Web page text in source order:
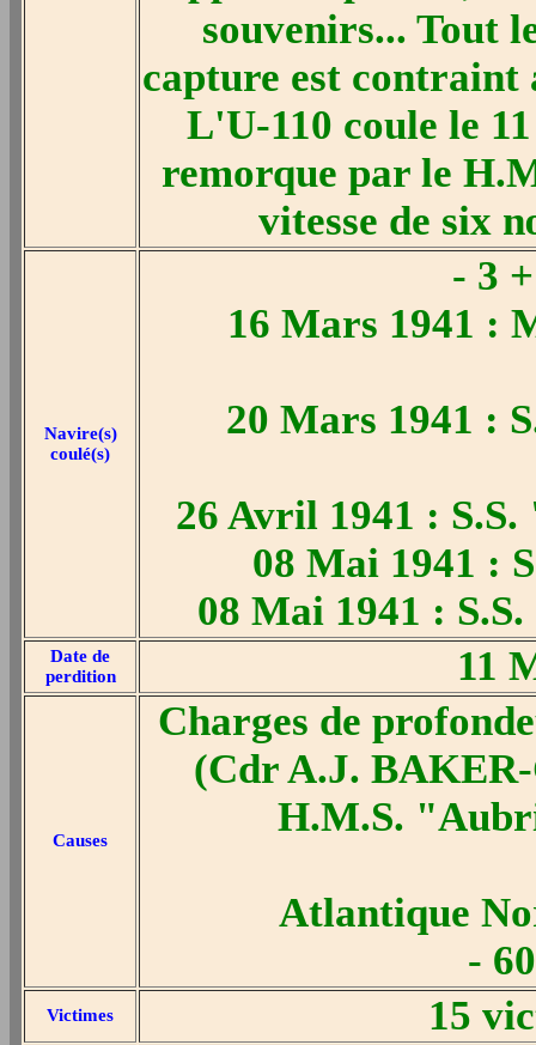
souvenirs... Tout
capture est contraint
L'U-110 coule le
remorque par le
vitesse de six
Navire(s)
coulé(s)
- 3
16 Mars 1941 :
20 Mars 1941 :
26 Avril 1941 :
08 Mai 1941 :
08 Mai 1941 :
Date de
perdition
11
Causes
Charges de
(Cdr A.J.
H.M.S.
Atlantique
-
Victimes 15